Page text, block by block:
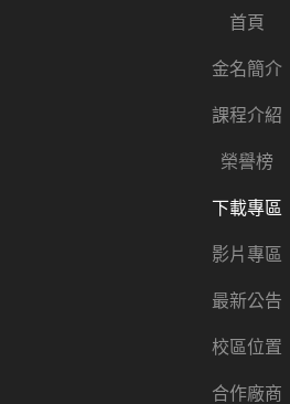
首頁
金名簡介
課程介紹
榮譽榜
下載專區
影片專區
最新公告
校區位置
合作廠商